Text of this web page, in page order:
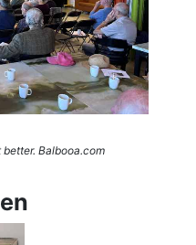
better. Balbooa.com